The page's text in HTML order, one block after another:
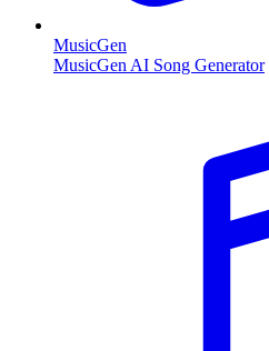
MusicGen
MusicGen AI Song Generator